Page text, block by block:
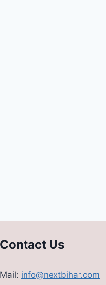
Contact Us
Mail: info@nextbihar.com